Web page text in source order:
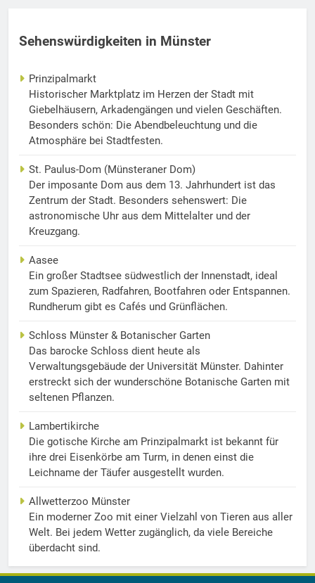
Sehenswürdigkeiten in Münster
Prinzipalmarkt
Historischer Marktplatz im Herzen der Stadt mit
Giebelhäusern, Arkadengängen und vielen Geschäften.
Besonders schön: Die Abendbeleuchtung und die
Atmosphäre bei Stadtfesten.
St. Paulus-Dom (Münsteraner Dom)
Der imposante Dom aus dem 13. Jahrhundert ist das
Zentrum der Stadt. Besonders sehenswert: Die
astronomische Uhr aus dem Mittelalter und der
Kreuzgang.
Aasee
Ein großer Stadtsee südwestlich der Innenstadt, ideal
zum Spazieren, Radfahren, Bootfahren oder Entspannen.
Rundherum gibt es Cafés und Grünflächen.
Schloss Münster & Botanischer Garten
Das barocke Schloss dient heute als
Verwaltungsgebäude der Universität Münster. Dahinter
erstreckt sich der wunderschöne Botanische Garten mit
seltenen Pflanzen.
Lambertikirche
Die gotische Kirche am Prinzipalmarkt ist bekannt für
ihre drei Eisenkörbe am Turm, in denen einst die
Leichname der Täufer ausgestellt wurden.
Allwetterzoo Münster
Ein moderner Zoo mit einer Vielzahl von Tieren aus aller
Welt. Bei jedem Wetter zugänglich, da viele Bereiche
überdacht sind.